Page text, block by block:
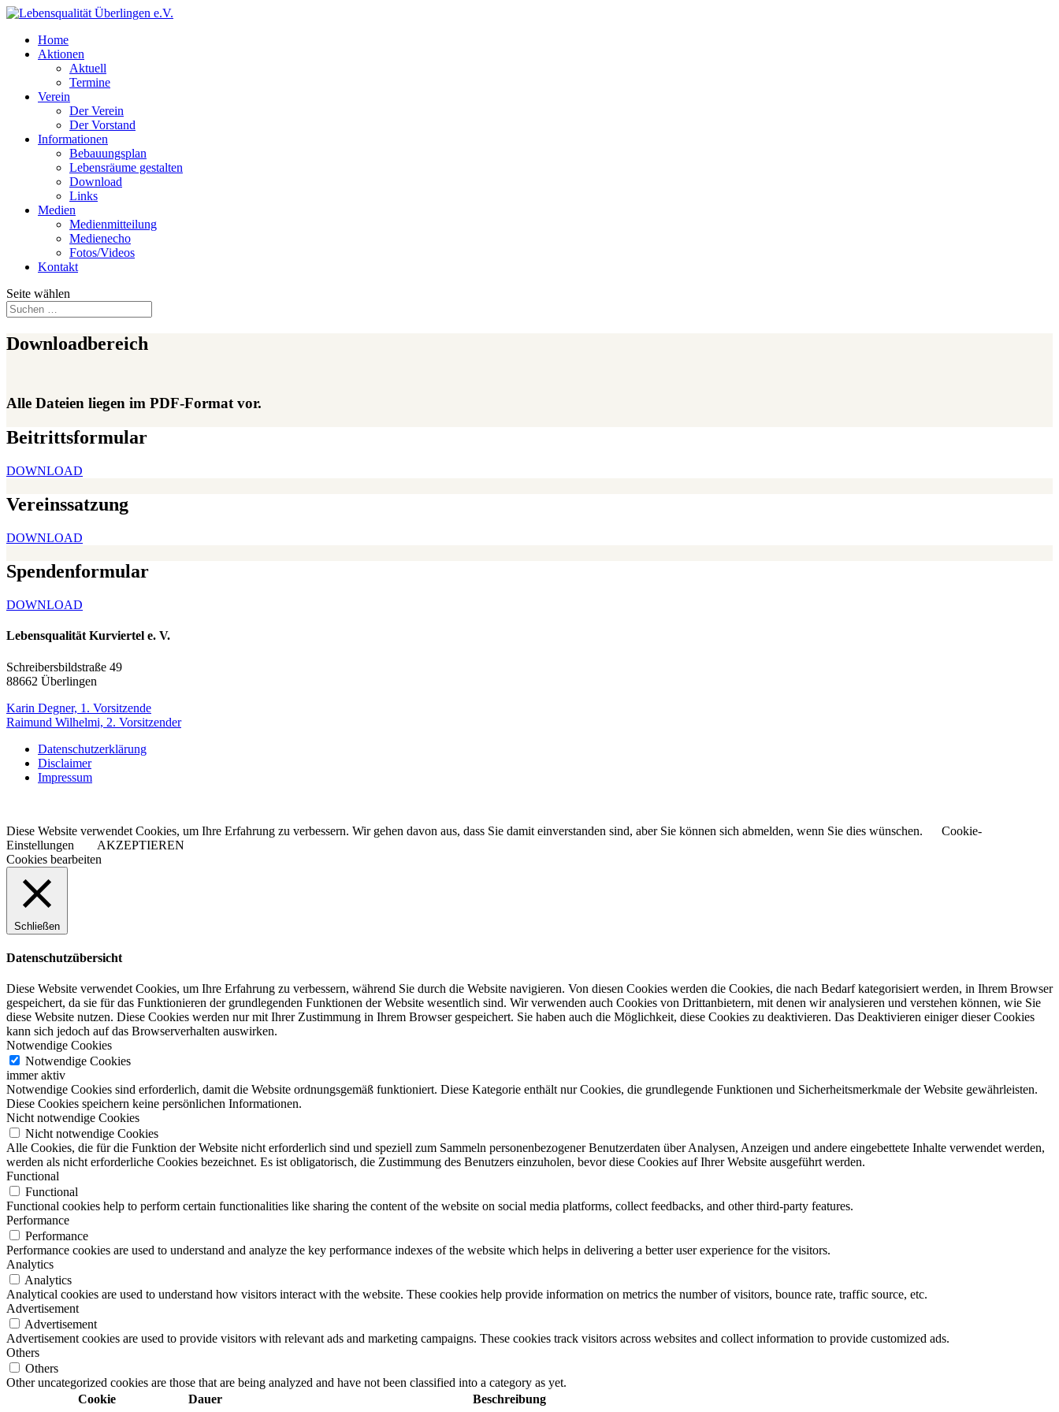
Home
Aktionen
Aktuell
Termine
Verein
Der Verein
Der Vorstand
Informationen
Bebauungsplan
Lebensräume gestalten
Download
Links
Medien
Medienmitteilung
Medienecho
Fotos/Videos
Kontakt
Seite wählen
Downloadbereich
Alle Dateien liegen im PDF-Format vor.
Beitrittsformular
DOWNLOAD
Vereinssatzung
DOWNLOAD
Spendenformular
DOWNLOAD
Lebensqualität Kurviertel e. V.
Schreibersbildstraße 49
88662 Überlingen
Karin Degner, 1. Vorsitzende
Raimund Wilhelmi, 2. Vorsitzender
Datenschutzerklärung
Disclaimer
Impressum
Diese Website verwendet Cookies, um Ihre Erfahrung zu verbessern. Wir gehen davon aus, dass Sie damit einverstanden sind, aber Sie können sich abmelden, wenn Sie dies wünschen.
Cookie-
Einstellungen
AKZEPTIEREN
Cookies bearbeiten
Schließen
Datenschutzübersicht
Diese Website verwendet Cookies, um Ihre Erfahrung zu verbessern, während Sie durch die Website navigieren. Von diesen Cookies werden die Cookies, die nach Bedarf kategorisiert werden, in Ihrem Browser
gespeichert, da sie für das Funktionieren der grundlegenden Funktionen der Website wesentlich sind. Wir verwenden auch Cookies von Drittanbietern, mit denen wir analysieren und verstehen können, wie Sie
diese Website nutzen. Diese Cookies werden nur mit Ihrer Zustimmung in Ihrem Browser gespeichert. Sie haben auch die Möglichkeit, diese Cookies zu deaktivieren. Das Deaktivieren einiger dieser Cookies
kann sich jedoch auf das Browserverhalten auswirken.
Notwendige Cookies
Notwendige Cookies
immer aktiv
Notwendige Cookies sind erforderlich, damit die Website ordnungsgemäß funktioniert. Diese Kategorie enthält nur Cookies, die grundlegende Funktionen und Sicherheitsmerkmale der Website gewährleisten.
Diese Cookies speichern keine persönlichen Informationen.
Nicht notwendige Cookies
Nicht notwendige Cookies
Alle Cookies, die für die Funktion der Website nicht erforderlich sind und speziell zum Sammeln personenbezogener Benutzerdaten über Analysen, Anzeigen und andere eingebettete Inhalte verwendet werden,
werden als nicht erforderliche Cookies bezeichnet. Es ist obligatorisch, die Zustimmung des Benutzers einzuholen, bevor diese Cookies auf Ihrer Website ausgeführt werden.
Functional
Functional
Functional cookies help to perform certain functionalities like sharing the content of the website on social media platforms, collect feedbacks, and other third-party features.
Performance
Performance
Performance cookies are used to understand and analyze the key performance indexes of the website which helps in delivering a better user experience for the visitors.
Analytics
Analytics
Analytical cookies are used to understand how visitors interact with the website. These cookies help provide information on metrics the number of visitors, bounce rate, traffic source, etc.
Advertisement
Advertisement
Advertisement cookies are used to provide visitors with relevant ads and marketing campaigns. These cookies track visitors across websites and collect information to provide customized ads.
Others
Others
Other uncategorized cookies are those that are being analyzed and have not been classified into a category as yet.
Cookie
Dauer
Beschreibung